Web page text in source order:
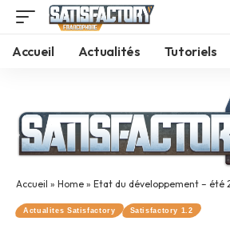
Accueil Actualités Tutoriels
Accueil » Home » Etat du développement – été
Actualites Satisfactory Satisfactory 1.2